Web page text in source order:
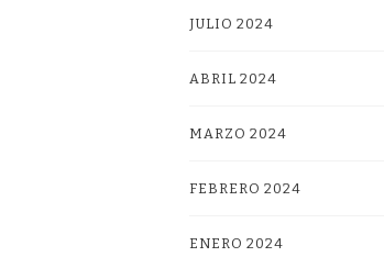
JULIO 2024
ABRIL 2024
MARZO 2024
FEBRERO 2024
ENERO 2024